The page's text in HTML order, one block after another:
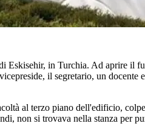
Eskisehir, in Turchia. Ad aprire il
il segretario, un
al terzo piano dell'edificio,
non si trovava nella stanza per